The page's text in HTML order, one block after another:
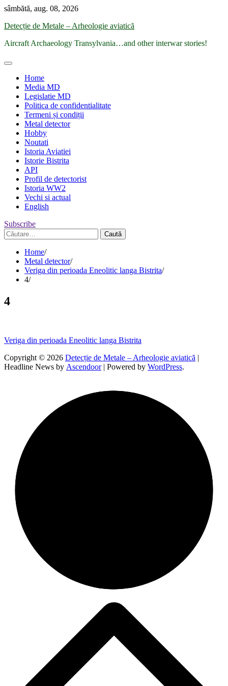
Skip
content
sâmbătă, aug. 08, 2026
Detecție de Metale – Arheologie aviatică
Aircraft Archaeology Transylvania…and other interwar stories!
Home
Media MD
Legislatie MD
Politica de confidentialitate
Termeni și condiții
Metal detector
Hobby
Noutati
Istoria Aviatiei
Istorie Bistrita
API
Profil de detectorist
Istoria WW2
Vechi si actual
English
Subscribe
Caută
după:
Home
Metal detector
Veriga din perioada Eneolitic langa Bistrita
4
4
Navigare
în
articole
Veriga din perioada Eneolitic langa Bistrita
Copyright © 2026 Detecție de Metale – Arheologie aviatică |
Headline News by Ascendoor| Powered by WordPress.